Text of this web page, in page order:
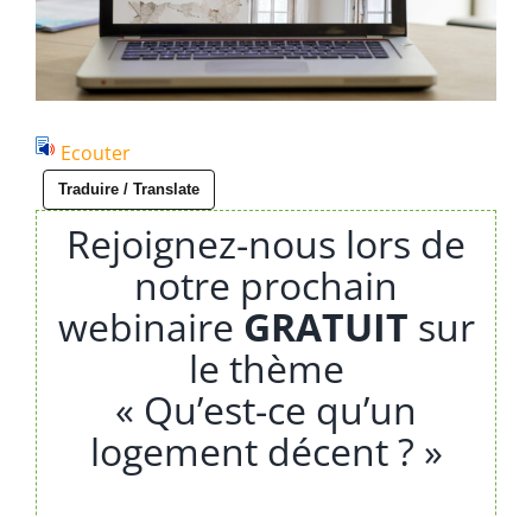
Ecouter
Traduire / Translate
Rejoignez-nous lors de
notre prochain
webinaireGRATUIT sur
le thème
« Qu’est-ce qu’un
logement décent ? »